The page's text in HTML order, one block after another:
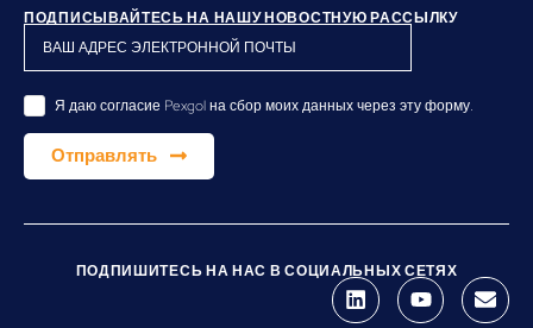
ПОДПИСЫВАЙТЕСЬ НА НАШУ НОВОСТНУЮ РАССЫЛКУ
Я даю согласие Pexgol на сбор моих данных через эту форму.
Отправлять
ПОДПИШИТЕСЬ НА НАС В СОЦИАЛЬНЫХ СЕТЯХ